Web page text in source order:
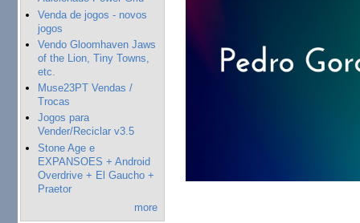
Venda de jogos - novos
jogos
Vendo Gloomhaven Jaws
of the Lion, Tiny Towns,
etc.
Muse23PT Vendas /
Trocas
Jogos para
Vender/Reciclar v3.5
Stone Age e
EXPANSOES + Android
Overdrive + El Gaucho +
Praetor
more